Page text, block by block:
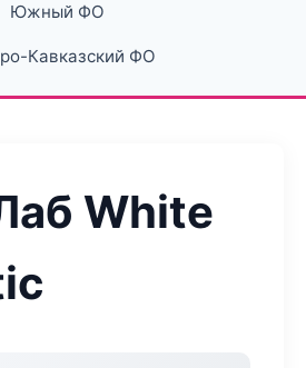
Южный ФО
Кавказский ФО
White